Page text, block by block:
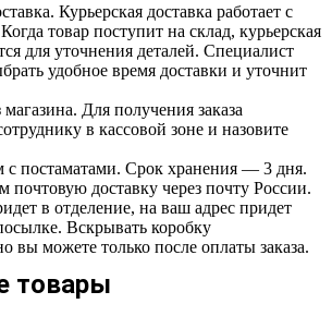
Курьерская доставка работает с
товар поступит на склад, курьерская
для уточнения деталей. Специалист
удобное время доставки и уточнит
Для получения заказа
в кассовой зоне и назовите
с постаматами. Срок хранения — 3 дня.
почтовую доставку через почту России.
в отделение, на ваш адрес придет
Вскрывать коробку
вы можете только после оплаты заказа.
товары